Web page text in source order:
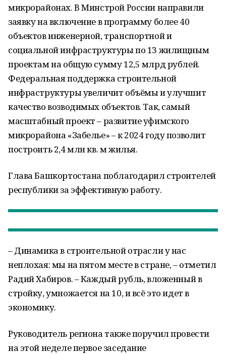
микрорайонах. В Минстрой России направили
заявку на включение в программу более 40
объектов инженерной, транспортной и
социальной инфраструктуры по 13 жилищным
проектам на общую сумму 12,5 млрд рублей.
Федеральная поддержка строительной
инфраструктуры увеличит объёмы и улучшит
качество возводимых объектов. Так, самый
масштабный проект – развитие уфимского
микрорайона «Забелье» – к 2024 году позволит
построить 2,4 млн кв. м жилья.
Глава Башкортостана поблагодарил строителей
республики за эффективную работу.
– Динамика в строительной отрасли у нас
неплохая: мы на пятом месте в стране, – отметил
Радий Хабиров. – Каждый рубль, вложенный в
стройку, умножается на 10, и всё это идет в
экономику.
Руководитель региона также поручил провести
на этой неделе первое заседание